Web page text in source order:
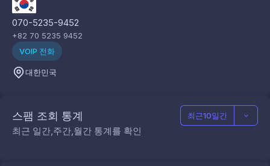
070-5235-9452
+82 70 5235 9452
VOIP 전화
대한민국
스팸 조회 통계
최근 일간,주간,월간 통계를 확인
최근10일간